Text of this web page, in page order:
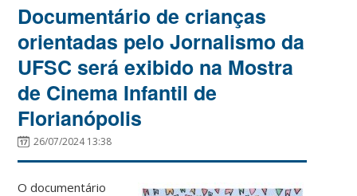
Documentário de crianças
orientadas pelo Jornalismo da
UFSC será exibido na Mostra
de Cinema Infantil de
Florianópolis
26/07/2024 13:38
O documentário